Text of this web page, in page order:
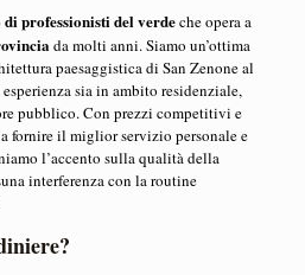
professionisti del verdeche opera a
da molti anni. Siamo un’ottima
paesaggistica di San Zenone al
sia in ambito residenziale,
pubblico. Con prezzi competitivi e
fornire il ​​miglior servizio personale e
l’accento sulla qualità della
interferenza con la routine